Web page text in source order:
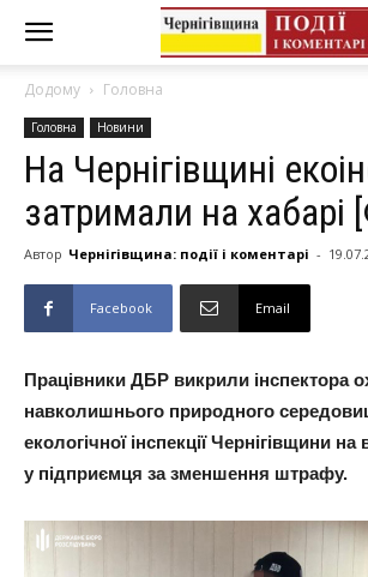
Додому Головна
Головна Новини
На Чернігівщині
затримали на хабарі
Автор Чернігівщина: події і коментарі -
Facebook Email
Працівники ДБР викрили інспектора
навколишнього природного
екологічної інспекції Чернігівщини на
у підприємця за зменшення штрафу.